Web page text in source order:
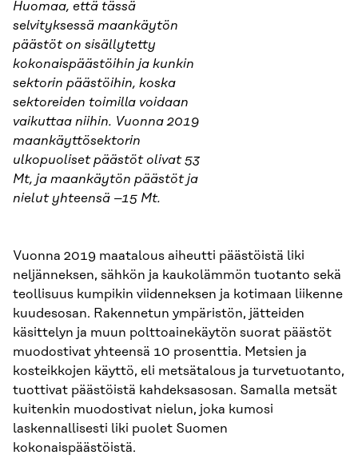
Huomaa, että tässä
selvityksessä maankäytön
päästöt on sisällytetty
kokonaispäästöihin ja kunkin
sektorin päästöihin, koska
sektoreiden toimilla voidaan
vaikuttaa niihin. Vuonna 2019
maankäyttösektorin
ulkopuoliset päästöt olivat 53
Mt, ja maankäytön päästöt ja
nielut yhteensä –15 Mt.
Vuonna 2019 maatalous aiheutti päästöistä liki
neljänneksen, sähkön ja kaukolämmön tuotanto sekä
teollisuus kumpikin viidenneksen ja kotimaan liikenne
kuudesosan. Rakennetun ympäristön, jätteiden
käsittelyn ja muun polttoainekäytön suorat päästöt
muodostivat yhteensä 10 prosenttia. Metsien ja
kosteikkojen käyttö, eli metsätalous ja turvetuotanto,
tuottivat päästöistä kahdeksasosan. Samalla metsät
kuitenkin muodostivat nielun, joka kumosi
laskennallisesti liki puolet Suomen
kokonaispäästöistä.